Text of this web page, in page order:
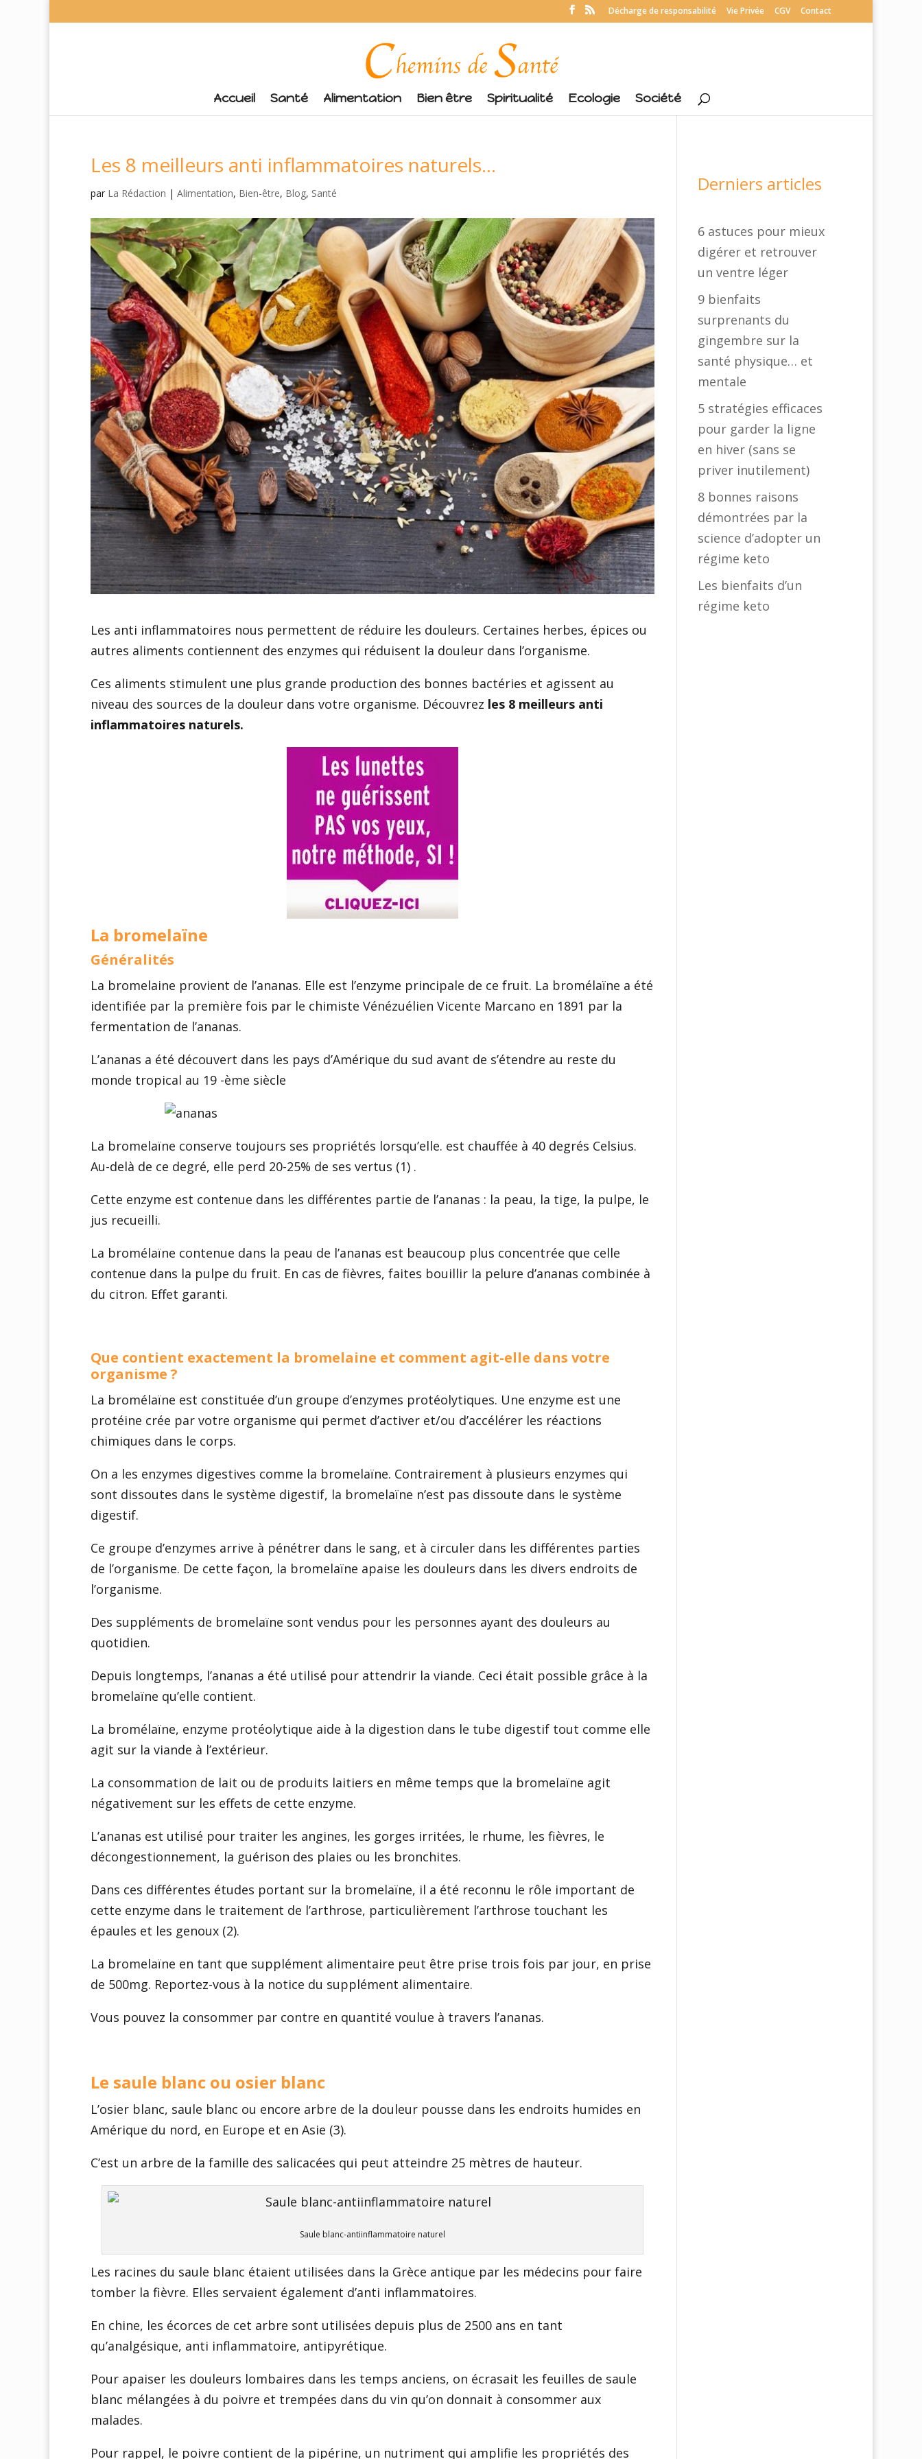
Décharge de responsabilité Vie Privée CGV Contact
Accueil Santé Alimentation Bien être Spiritualité Ecologie Société
Les 8 meilleurs anti inflammatoires naturels…
par La Rédaction | Alimentation, Bien-être, Blog, Santé
Les anti inflammatoires nous permettent de réduire les douleurs. Certaines herbes, épices ou
autres aliments contiennent des enzymes qui réduisent la douleur dans l’organisme.
Ces aliments stimulent une plus grande production des bonnes bactéries et agissent au
niveau des sources de la douleur dans votre organisme. Découvrez les 8 meilleurs anti
inflammatoires naturels.
La bromelaïne
Généralités
La bromelaine provient de l’ananas. Elle est l’enzyme principale de ce fruit. La bromélaïne a été
identifiée par la première fois par le chimiste Vénézuélien Vicente Marcano en 1891 par la
fermentation de l’ananas.
L’ananas a été découvert dans les pays d’Amérique du sud avant de s’étendre au reste du
monde tropical au 19 -ème siècle
La bromelaïne conserve toujours ses propriétés lorsqu’elle. est chauffée à 40 degrés Celsius.
Au-delà de ce degré, elle perd 20-25% de ses vertus (1) .
Cette enzyme est contenue dans les différentes partie de l’ananas : la peau, la tige, la pulpe, le
jus recueilli.
La bromélaïne contenue dans la peau de l’ananas est beaucoup plus concentrée que celle
contenue dans la pulpe du fruit. En cas de fièvres, faites bouillir la pelure d’ananas combinée à
du citron. Effet garanti.
Que contient exactement la bromelaine et comment agit-elle dans votre
organisme ?
La bromélaïne est constituée d’un groupe d’enzymes protéolytiques. Une enzyme est une
protéine crée par votre organisme qui permet d’activer et/ou d’accélérer les réactions
chimiques dans le corps.
On a les enzymes digestives comme la bromelaïne. Contrairement à plusieurs enzymes qui
sont dissoutes dans le système digestif, la bromelaïne n’est pas dissoute dans le système
digestif.
Ce groupe d’enzymes arrive à pénétrer dans le sang, et à circuler dans les différentes parties
de l’organisme. De cette façon, la bromelaïne apaise les douleurs dans les divers endroits de
l’organisme.
Des suppléments de bromelaïne sont vendus pour les personnes ayant des douleurs au
quotidien.
Depuis longtemps, l’ananas a été utilisé pour attendrir la viande. Ceci était possible grâce à la
bromelaïne qu’elle contient.
La bromélaïne, enzyme protéolytique aide à la digestion dans le tube digestif tout comme elle
agit sur la viande à l’extérieur.
La consommation de lait ou de produits laitiers en même temps que la bromelaïne agit
négativement sur les effets de cette enzyme.
L’ananas est utilisé pour traiter les angines, les gorges irritées, le rhume, les fièvres, le
décongestionnement, la guérison des plaies ou les bronchites.
Dans ces différentes études portant sur la bromelaïne, il a été reconnu le rôle important de
cette enzyme dans le traitement de l’arthrose, particulièrement l’arthrose touchant les
épaules et les genoux (2).
La bromelaïne en tant que supplément alimentaire peut être prise trois fois par jour, en prise
de 500mg. Reportez-vous à la notice du supplément alimentaire.
Vous pouvez la consommer par contre en quantité voulue à travers l’ananas.
Le saule blanc ou osier blanc
L’osier blanc, saule blanc ou encore arbre de la douleur pousse dans les endroits humides en
Amérique du nord, en Europe et en Asie (3).
C’est un arbre de la famille des salicacées qui peut atteindre 25 mètres de hauteur.
Saule blanc-antiinflammatoire naturel
Les racines du saule blanc étaient utilisées dans la Grèce antique par les médecins pour faire
tomber la fièvre. Elles servaient également d’anti inflammatoires.
En chine, les écorces de cet arbre sont utilisées depuis plus de 2500 ans en tant
qu’analgésique, anti inflammatoire, antipyrétique.
Pour apaiser les douleurs lombaires dans les temps anciens, on écrasait les feuilles de saule
blanc mélangées à du poivre et trempées dans du vin qu’on donnait à consommer aux
malades.
Pour rappel, le poivre contient de la pipérine, un nutriment qui amplifie les propriétés des
Derniers articles
6 astuces pour mieux
digérer et retrouver
un ventre léger
9 bienfaits
surprenants du
gingembre sur la
santé physique… et
mentale
5 stratégies efficaces
pour garder la ligne
en hiver (sans se
priver inutilement)
8 bonnes raisons
démontrées par la
science d’adopter un
régime keto
Les bienfaits d’un
régime keto